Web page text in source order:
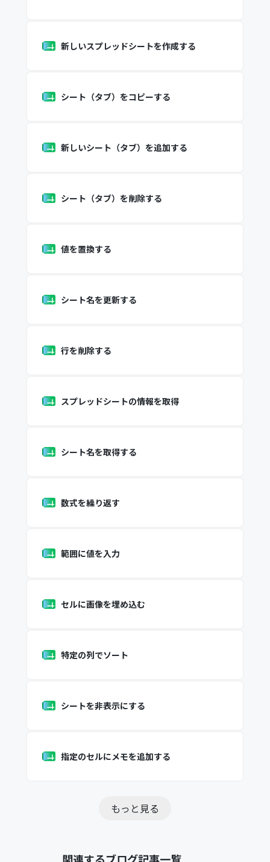
新しいスプレッドシートを作成する
シート（タブ）をコピーする
新しいシート（タブ）を追加する
シート（タブ）を削除する
値を置換する
シート名を更新する
行を削除する
スプレッドシートの情報を取得
シート名を取得する
数式を繰り返す
範囲に値を入力
セルに画像を埋め込む
特定の列でソート
シートを非表示にする
指定のセルにメモを追加する
もっと見る